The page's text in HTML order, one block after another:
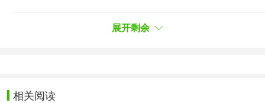
Comunque vivo, e ancora tremo
外面下雨了 我闭紧双唇
展开剩余
相关阅读